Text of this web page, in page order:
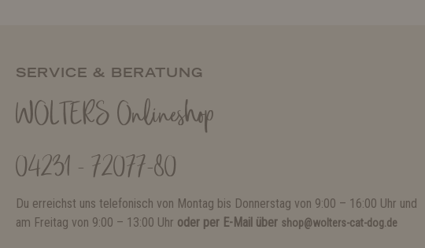
SERVICE & BERATUNG
WOLTERS Onlineshop
04231 - 72077-80
Du erreichst uns telefonisch von Montag bis Donnerstag von 9:00 – 16:00 Uhr und
am Freitag von 9:00 – 13:00 Uhr oder per E-Mail über shop@wolters-cat-dog.de